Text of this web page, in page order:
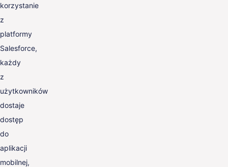
korzystanie
z
platformy
Salesforce,
każdy
z
użytkowników
dostaje
dostęp
do
aplikacji
mobilnej,